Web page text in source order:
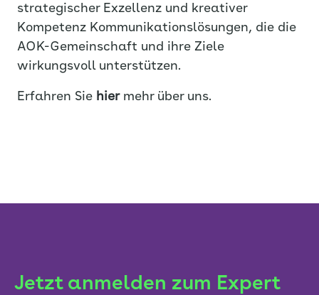
strategischer Exzellenz und kreativer
Kompetenz Kommunikationslösungen, die die
AOK-Gemeinschaft und ihre Ziele
wirkungsvoll unterstützen.
Erfahren Sie hiermehr über uns.
Jetzt anmelden zum Expert